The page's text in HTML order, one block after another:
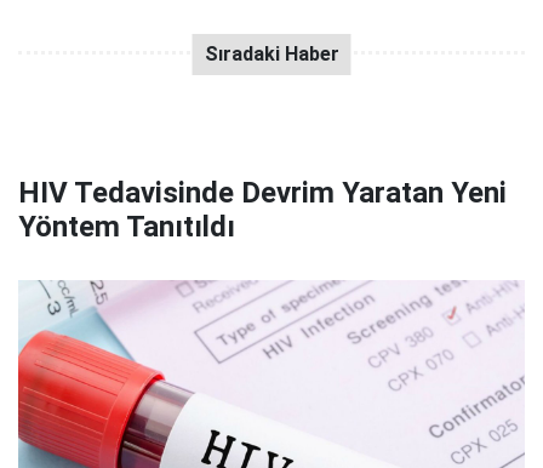
HIV Tedavisinde Devrim Yaratan Yeni
Yöntem Tanıtıldı